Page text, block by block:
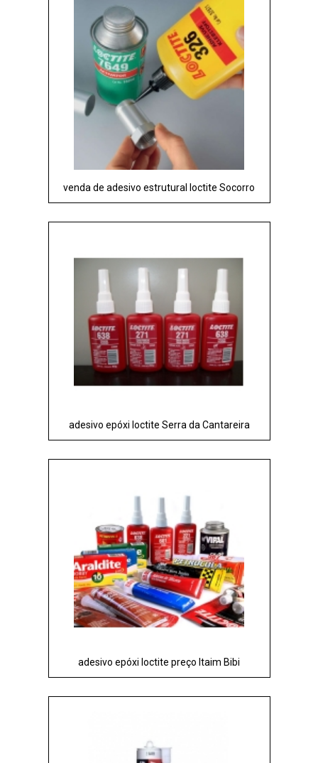
venda de adesivo estrutural loctite Socorro
adesivo epóxi loctite Serra da Cantareira
adesivo epóxi loctite preço Itaim Bibi